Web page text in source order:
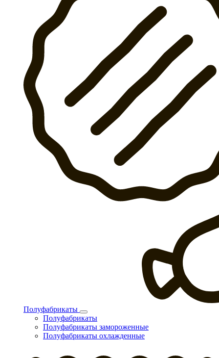
Полуфабрикаты
Полуфабрикаты
Полуфабрикаты замороженные
Полуфабрикаты охлажденные